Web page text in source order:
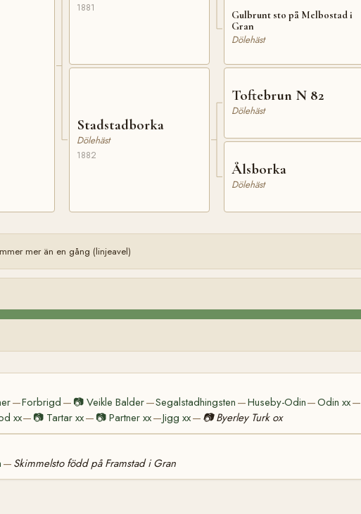
1881
Stadstadborka
Dölehäst
1882
Gulbrunt sto på Melbostad i
Gran
Dölehäst
Toftebrun N 82
Dölehäst
Ålsborka
Dölehäst
mer än en gång (linjeavel)
—Forbrigd — 📷Veikle Balder—Segalstadhingsten —Huseby-Odin—Odin xx—
xx— 📷 Tartar xx— 📷Partner xx—Jigg xx— 📷 Byerley Turk ox
— Skimmelsto född på Framstad i Gran